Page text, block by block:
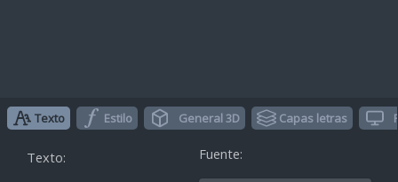
Texto Estilo General 3D Capas letras
Texto: Fuente: